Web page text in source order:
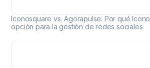
Iconosquare vs. Agorapulse: Por qué
opción para la gestión de redes sociales